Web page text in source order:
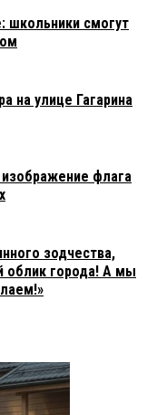
школьники смогут
на улице Гагарина
флага
зодчества,
облик города! А мы